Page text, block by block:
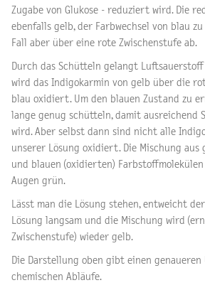
Zugabe von Glukose - reduziert wird. Die
ebenfalls gelb, der Farbwechsel von blau
Fall aber über eine rote Zwischenstufe ab.
Durch das Schütteln gelangt
wird das Indigokarmin von gelb über die
blau oxidiert. Um den blauen Zustand zu
lange genug schütteln, damit ausreichend
wird. Aber selbst dann sind nicht alle
unserer Lösung oxidiert. Die Mischung aus
und blauen (oxidierten)
Augen grün.
Lässt man die Lösung stehen, entweicht
Lösung langsam und die Mischung wird
Zwischenstufe) wieder gelb.
Die Darstellung oben gibt einen
chemischen Abläufe.